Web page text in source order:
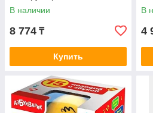
В наличии
8 774 ₸
Купить
В
4